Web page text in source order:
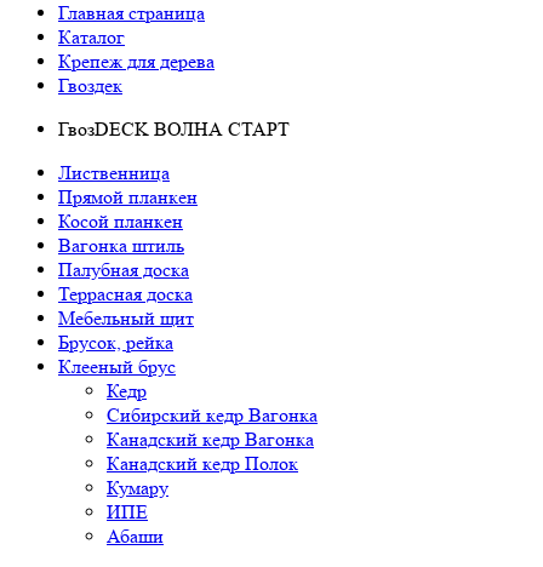
Главная страница
Каталог
Крепеж для дерева
Гвоздек
ГвозDECK ВОЛНА СТАРТ
Лиственница
Прямой планкен
Косой планкен
Вагонка штиль
Палубная доска
Террасная доска
Мебельный щит
Брусок, рейка
Клееный брус
Кедр
Сибирский кедр Вагонка
Канадский кедр Вагонка
Канадский кедр Полок
Кумару
ИПЕ
Абаши